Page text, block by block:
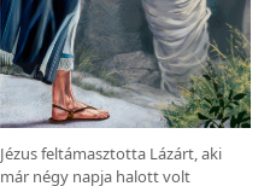
Jézus feltámasztotta Lázárt, aki
már négy napja halott volt